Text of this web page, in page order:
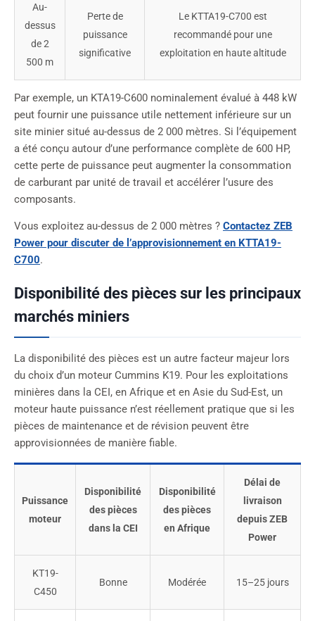
Au-
dessus
de 2
500 m
Perte de
puissance
significative
Le KTTA19-C700 est
recommandé pour une
exploitation en haute altitude
Par exemple, un KTA19-C600 nominalement évalué à 448 kW
peut fournir une puissance utile nettement inférieure sur un
site minier situé au-dessus de 2 000 mètres. Si l’équipement
a été conçu autour d’une performance complète de 600 HP,
cette perte de puissance peut augmenter la consommation
de carburant par unité de travail et accélérer l’usure des
composants.
Vous exploitez au-dessus de 2 000 mètres ? Contactez ZEB
Power pour discuter de l’approvisionnement en KTTA19-
C700.
Disponibilité des pièces sur les principaux
marchés miniers
La disponibilité des pièces est un autre facteur majeur lors
du choix d’un moteur Cummins K19. Pour les exploitations
minières dans la CEI, en Afrique et en Asie du Sud-Est, un
moteur haute puissance n’est réellement pratique que si les
pièces de maintenance et de révision peuvent être
approvisionnées de manière fiable.
Puissance
moteur
Disponibilité
des pièces
dans la CEI
Disponibilité
des pièces
en Afrique
Délai de
livraison
depuis ZEB
Power
KT19-
C450
Bonne Modérée 15–25 jours